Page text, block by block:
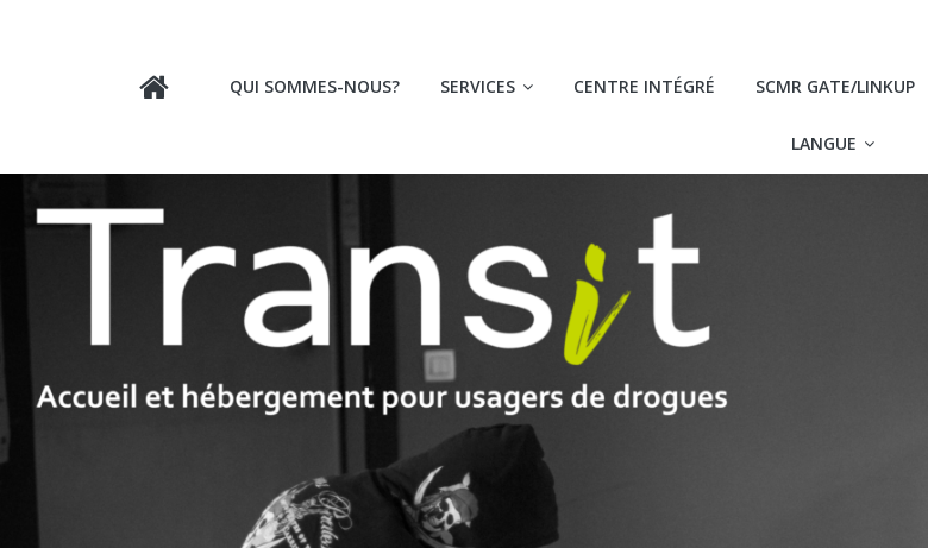
Transit
Accueil
et
usagers
drogues
QUI SOMMES-NOUS? SERVICES CENTRE INTÉGRÉ SCMR GATE/LINKUP
LANGUE